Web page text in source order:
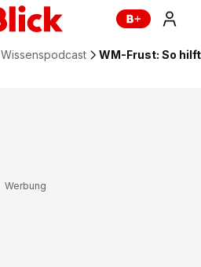
Wissenspodcast WM-Frust: So